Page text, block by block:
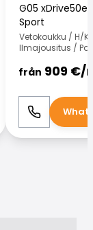
G05 xDrive50e
Sport
Vetokoukku / H/
Ilmajousitus /
från 909 €/
Ring